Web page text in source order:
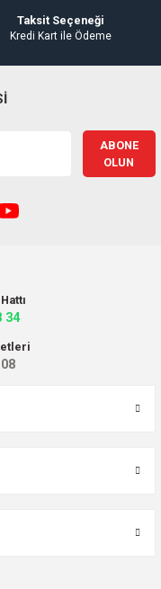
Taksit Seçeneği
Kredi Kart ile Ödeme
ABONE
OLUN
34